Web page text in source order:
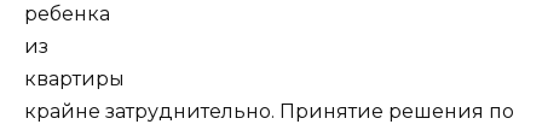
ребенка
из
квартиры
крайне затруднительно. Принятие решения по